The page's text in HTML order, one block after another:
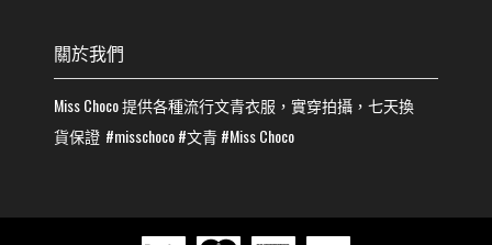
關於我們
Miss Choco提供各種流行文青衣服，實穿拍攝，七天換
貨保證 #misschoco#文青#Miss Choco